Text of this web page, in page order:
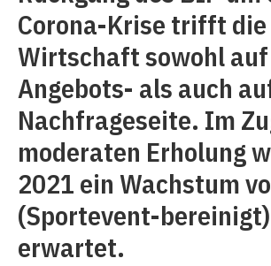
Corona-Krise trifft die
Wirtschaft sowohl
Angebots- als auch
Nachfrageseite. Im
moderaten Erholung
2021 ein Wachstum
(Sportevent-bereinigt)
erwartet.